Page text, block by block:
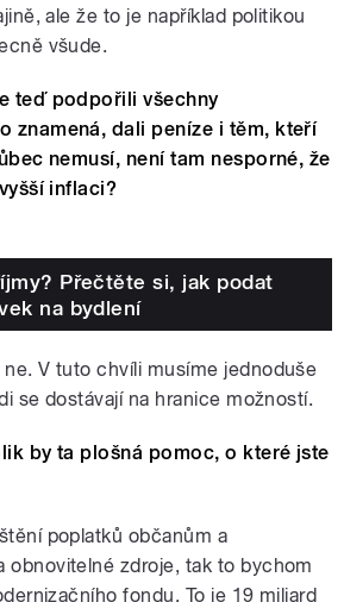
ale že to je například politikou
všude.
teď podpořili všechny
znamená, dali peníze i těm, kteří
nemusí, není tam nesporné, že
inflaci?
Přečtěte si, jak podat
na bydlení
V tuto chvíli musíme jednoduše
se dostávají na hranice možností.
by ta plošná pomoc, o které jste
poplatků občanům a
obnovitelné zdroje, tak to bychom
fondu. To je 19 miliard